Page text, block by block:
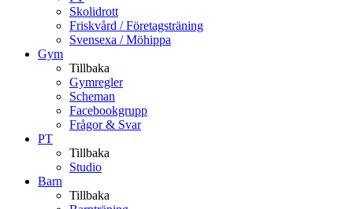
Skolidrott
Friskvård / Företagsträning
Svensexa / Möhippa
Gym
Tillbaka
Gymregler
Scheman
Facebookgrupp
Frågor & Svar
PT
Tillbaka
Studio
Barn
Tillbaka